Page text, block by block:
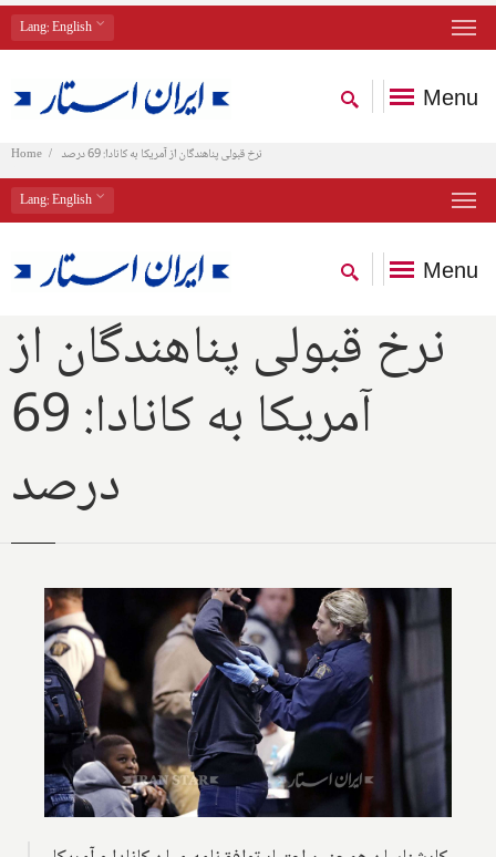
Lang: English
Menu
Home نرخ قبولی پناهندگان از آمریکا به کانادا: 69 درصد
Lang: English
Menu
نرخ قبولی پناهندگان از
آمریکا به کانادا: 69
درصد